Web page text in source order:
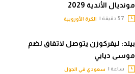
مونديال الأندية 2029
الكرة الأوروبية
بيلد: ليفركوزن يتوصل لاتفاق لضم
موسى ديابي
ساعة | سعودي في الجول